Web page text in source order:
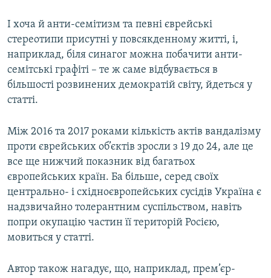
І хоча й анти-семітизм та певні єврейські
стереотипи присутні у повсякденному житті, і,
наприклад, біля синагог можна побачити анти-
семітські графіті – те ж саме відбувається в
більшості розвинених демократій світу, йдеться у
статті.
Між 2016 та 2017 роками кількість актів вандалізму
проти єврейських об’єктів зросли з 19 до 24, але це
все ще нижчий показник від багатьох
європейських країн. Ба більше, серед своїх
центрально- і східноєвропейських сусідів Україна є
надзвичайно толерантним суспільством, навіть
попри окупацію частин її територій Росією,
мовиться у статті.
Автор також нагадує, що, наприклад, прем’єр-